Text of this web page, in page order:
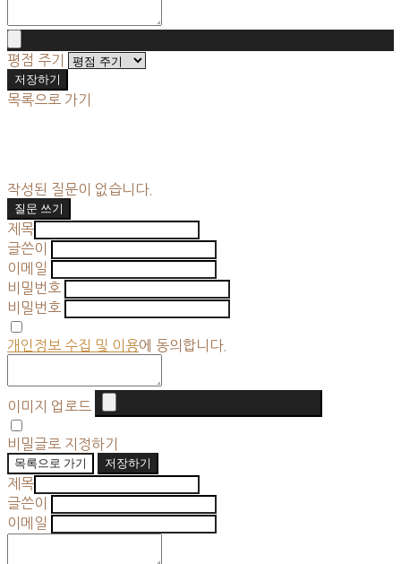
평점 주기
저장하기
목록으로 가기
작성된 질문이 없습니다.
질문 쓰기
제목
글쓴이
이메일
비밀번호
비밀번호
개인정보 수집 및 이용에 동의합니다.
이미지 업로드
비밀글로 지정하기
목록으로 가기
저장하기
제목
글쓴이
이메일